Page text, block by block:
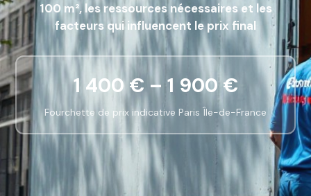
100 m², les ressources nécessaires et les
facteurs qui influencent le prix final
1 400 € – 1 900 €
Fourchette de prix indicative Paris Île-de-France